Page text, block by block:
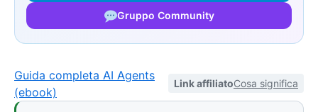
Gruppo Community
Guida completa AI Agents
(ebook)
Link affiliatoCosa significa